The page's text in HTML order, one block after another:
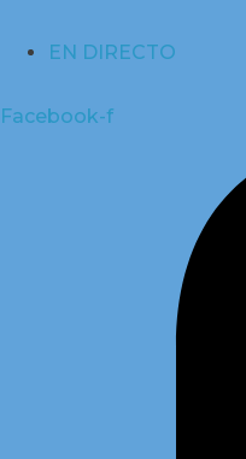
EN DIRECTO
Facebook-f